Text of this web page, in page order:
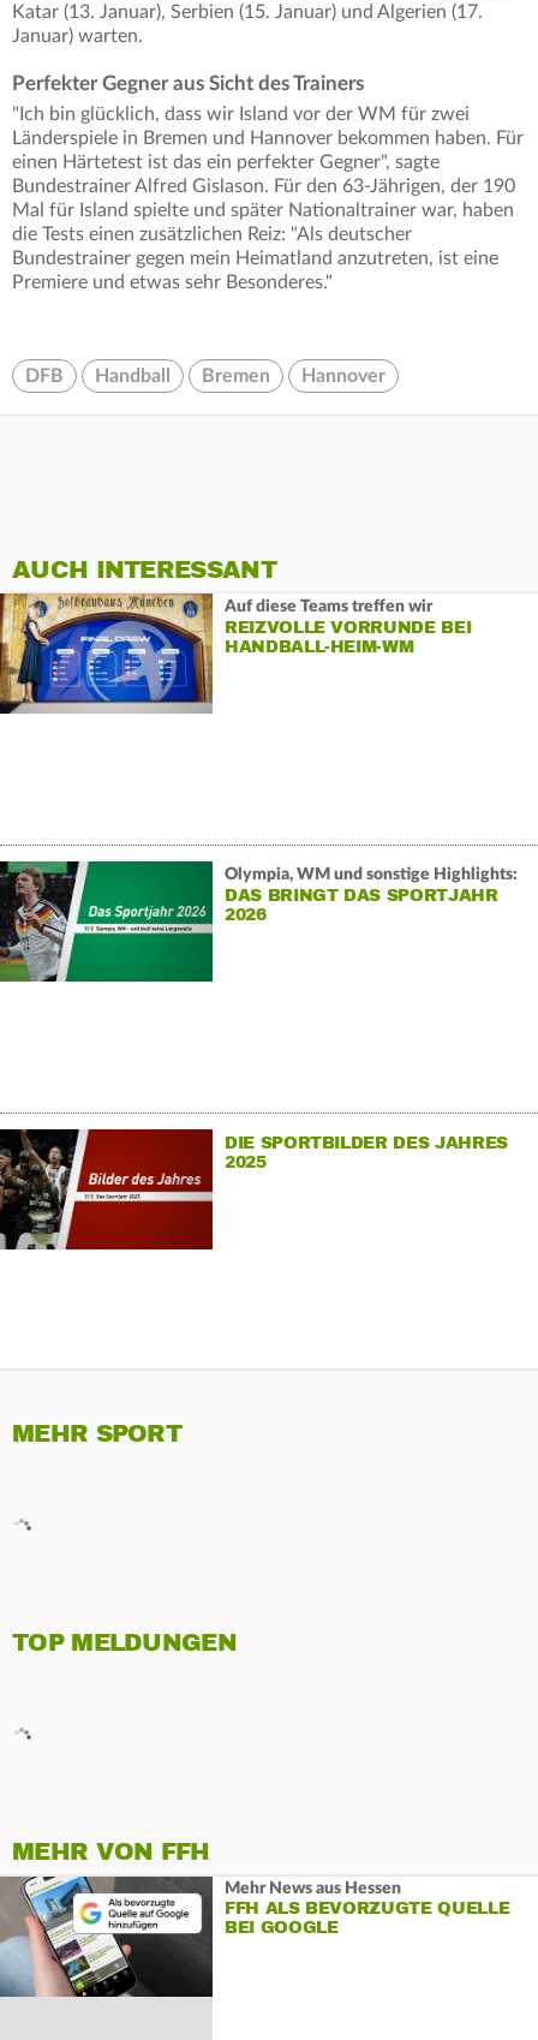
Katar (13. Januar), Serbien (15. Januar) und Algerien (17.
Januar) warten.
Perfekter Gegner aus Sicht des Trainers
"Ich bin glücklich, dass wir Island vor der WM für zwei
Länderspiele in Bremen und Hannover bekommen haben. Für
einen Härtetest ist das ein perfekter Gegner", sagte
Bundestrainer Alfred Gislason. Für den 63-Jährigen, der 190
Mal für Island spielte und später Nationaltrainer war, haben
die Tests einen zusätzlichen Reiz: "Als deutscher
Bundestrainer gegen mein Heimatland anzutreten, ist eine
Premiere und etwas sehr Besonderes."
DFB Handball Bremen Hannover
AUCH INTERESSANT
Auf diese Teams treffen wir
REIZVOLLE VORRUNDE BEI
HANDBALL-HEIM-WM
Olympia, WM und sonstige Highlights:
DAS BRINGT DAS SPORTJAHR
2026
DIE SPORTBILDER DES JAHRES
2025
MEHR SPORT
TOP MELDUNGEN
MEHR VON FFH
Mehr News aus Hessen
FFH ALS BEVORZUGTE QUELLE
BEI GOOGLE